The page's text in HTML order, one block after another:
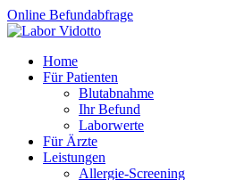
Online Befundabfrage
Home
Für Patienten
Blutabnahme
Ihr Befund
Laborwerte
Für Ärzte
Leistungen
Allergie-Screening